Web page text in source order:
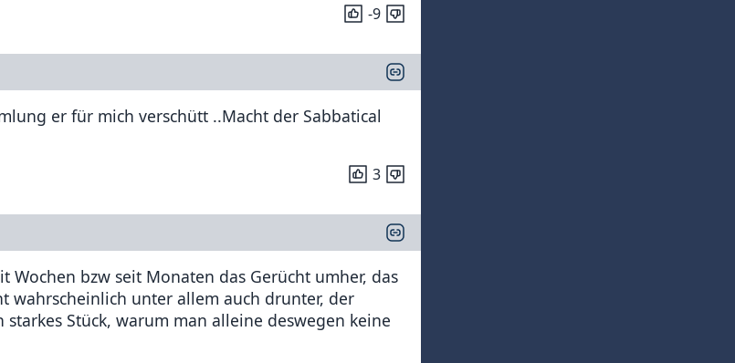
-9
er für mich verschütt ..Macht der Sabbatical
3
bzw seit Monaten das Gerücht umher, das
wahrscheinlich unter allem auch drunter, der
Stück, warum man alleine deswegen keine